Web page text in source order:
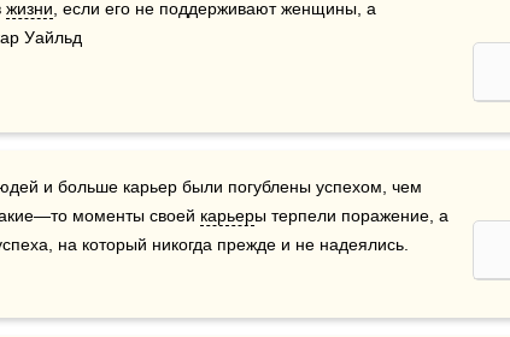
жизни
Уайльд
и больше карьер были погублены успехом, чем
моменты своей карьеры терпели поражение, а
на который никогда прежде и не надеялись.